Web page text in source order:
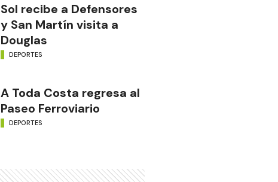
Sol recibe a Defensores
y San Martín visita a
Douglas
DEPORTES
A Toda Costa regresa al
Paseo Ferroviario
DEPORTES